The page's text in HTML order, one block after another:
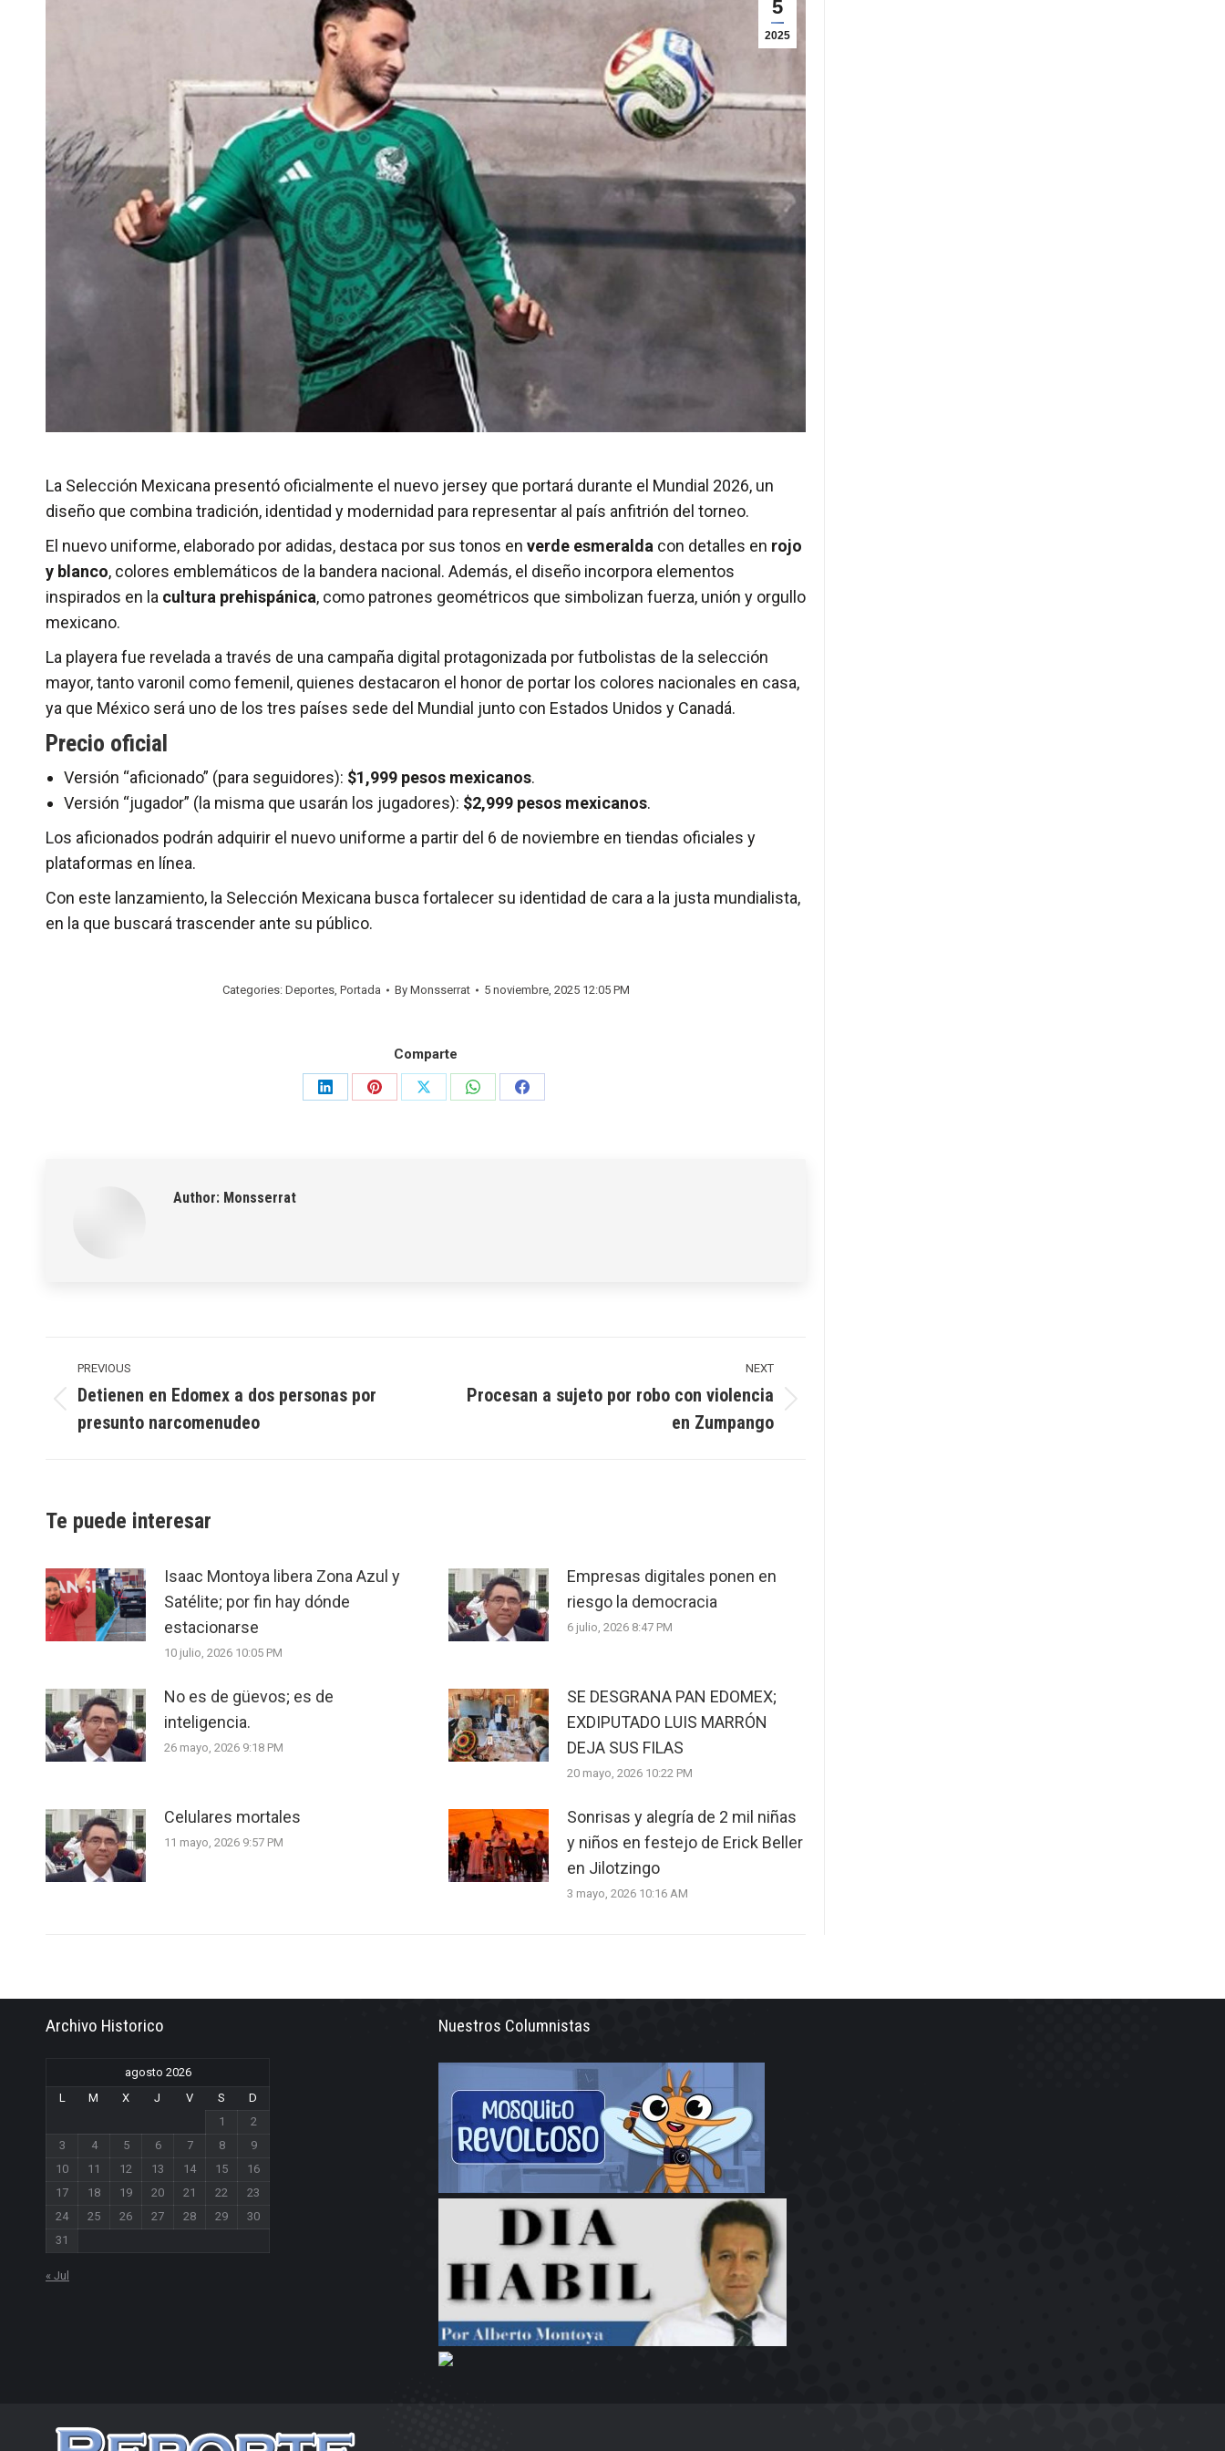
5
2025
La Selección Mexicana presentó oficialmente el nuevo jersey que portará durante el Mundial 2026, un
diseño que combina tradición, identidad y modernidad para representar al país anfitrión del torneo.
El nuevo uniforme, elaborado por adidas, destaca por sus tonos en verde esmeralda con detalles en rojo
y blanco, colores emblemáticos de la bandera nacional. Además, el diseño incorpora elementos
inspirados en la cultura prehispánica, como patrones geométricos que simbolizan fuerza, unión y orgullo
mexicano.
La playera fue revelada a través de una campaña digital protagonizada por futbolistas de la selección
mayor, tanto varonil como femenil, quienes destacaron el honor de portar los colores nacionales en casa,
ya que México será uno de los tres países sede del Mundial junto con Estados Unidos y Canadá.
Precio oficial
Versión “aficionado” (para seguidores): $1,999 pesos mexicanos.
Versión “jugador” (la misma que usarán los jugadores): $2,999 pesos mexicanos.
Los aficionados podrán adquirir el nuevo uniforme a partir del 6 de noviembre en tiendas oficiales y
plataformas en línea.
Con este lanzamiento, la Selección Mexicana busca fortalecer su identidad de cara a la justa mundialista,
en la que buscará trascender ante su público.
Categories: Deportes, Portada By Monsserrat 5 noviembre, 2025 12:05 PM
Comparte
Share
Share
Share
Share
Share
Author: Monsserrat
navigation
PREVIOUS
post:
Detienen en Edomex a dos personas por
presunto narcomenudeo
NEXT
Procesan a sujeto por robo con violencia
en Zumpango
Te puede interesar
Isaac Montoya libera Zona Azul y
Satélite; por fin hay dónde
estacionarse
10 julio, 2026 10:05 PM
Empresas digitales ponen en
riesgo la democracia
6 julio, 2026 8:47 PM
No es de güevos; es de
inteligencia.
26 mayo, 2026 9:18 PM
SE DESGRANA PAN EDOMEX;
EXDIPUTADO LUIS MARRÓN
DEJA SUS FILAS
20 mayo, 2026 10:22 PM
Celulares mortales
11 mayo, 2026 9:57 PM
Sonrisas y alegría de 2 mil niñas
y niños en festejo de Erick Beller
en Jilotzingo
3 mayo, 2026 10:16 AM
Archivo Historico
agosto 2026
L
M X J V S
D
1
2
3
4 5 6 7 8
9
10
11 12 13 14 15
16
17
18 19 20 21 22
23
24
25 26 27 28 29
30
31
« Jul
Nuestros Columnistas